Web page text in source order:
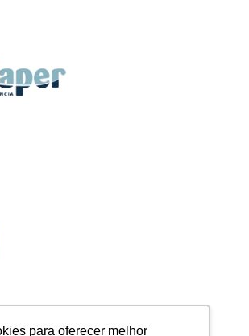
para oferecer melhor